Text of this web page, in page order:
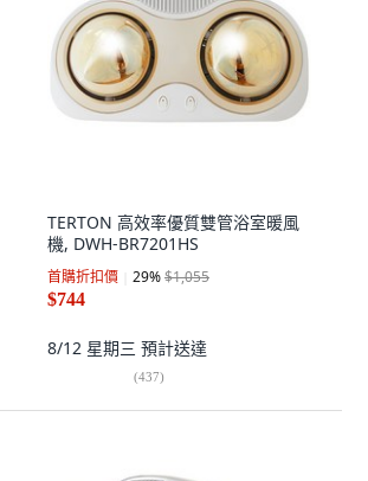
TERTON 高效率優質雙管浴室暖風
機, DWH-BR7201HS
首購折扣價 29%$1,055
$744
8/12 星期三 預計送達
(437)